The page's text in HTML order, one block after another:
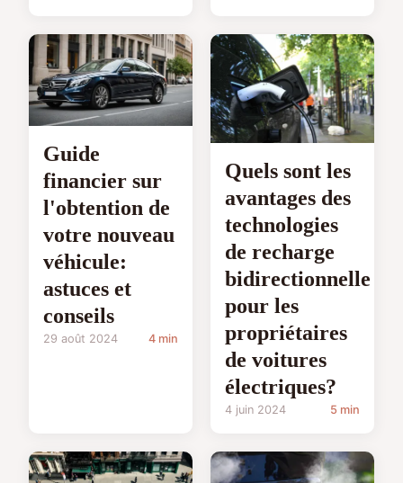
Guide
financier sur
l'obtention de
votre nouveau
véhicule:
astuces et
conseils
29 août 2024 4 min
Quels sont les
avantages des
technologies
de recharge
bidirectionnelle
pour les
propriétaires
de voitures
électriques?
4 juin 2024 5 min